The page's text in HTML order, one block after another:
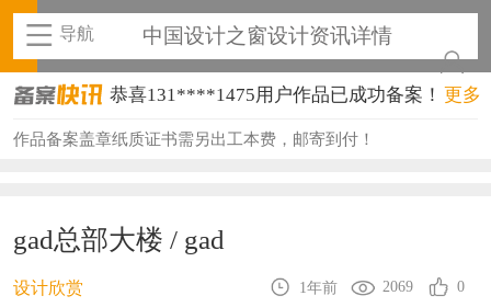
导航 中国设计之窗设计资讯详情
恭喜131****1475用户作品已成功备案！
恭喜133****8874用户作品已成功备案！
恭喜133****9020用户作品已成功备案！
恭喜136****9807用户作品已成功备案！
更多
作品备案盖章纸质证书需另出工本费，邮寄到付！
gad总部大楼 / gad
设计欣赏 1年前 2069 0